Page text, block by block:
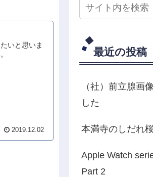
いと思いま
2019.12.02
最近の投稿
（社）前立腺画
した
本満寺のしだれ
Apple Watch
Part 2